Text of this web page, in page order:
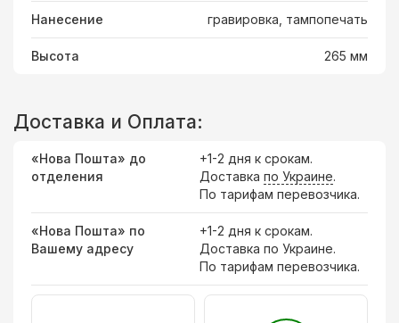
Нанесение гравировка, тампопечать
Высота 265 мм
Доставка и Оплата:
«Нова Пошта» до
отделения
+1-2 дня к срокам.
Доставка по Украине.
По тарифам перевозчика.
«Нова Пошта» по
Вашему адресу
+1-2 дня к срокам.
Доставка по Украине.
По тарифам перевозчика.